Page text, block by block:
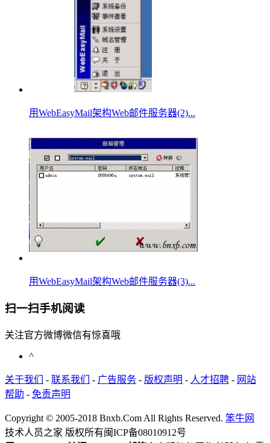
用WebEasyMail架构Web邮件服务器(2)...
用WebEasyMail架构Web邮件服务器(3)...
扫一扫手机阅读
关注官方微博微信有惊喜哦
^
关于我们 - 联系我们 - 广告服务 - 版权声明 - 人才招聘 - 网站
帮助 - 免责声明
Copyright © 2005-2018 Bnxb.Com All Rights Reserved. 笨牛网
技术人员之家 版权所有闽ICP备08010912号